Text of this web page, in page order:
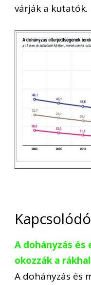
várják a kutatók.
A dohányzás
okozzák a
A dohányzás és